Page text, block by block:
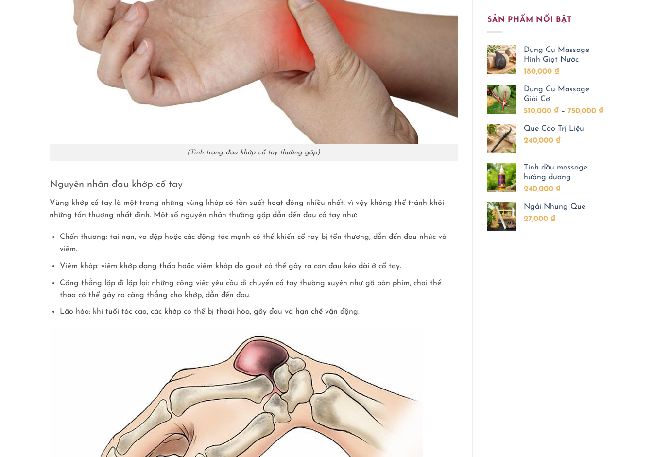
(Tình trạng đau khớp cổ tay thường gặp)
Nguyên nhân đau khớp cổ tay
Vùng khớp cổ tay là một trong những vùng khớp có tần suất hoạt động nhiều nhất, vì vậy không thể tránh khỏi
những tổn thương nhất định. Một số nguyên nhân thường gặp dẫn đến đau cổ tay như:
Chấn thương: tai nạn, va đập hoặc các động tác mạnh có thể khiến cổ tay bị tổn thương, dẫn đến đau nhức và
viêm.
Viêm khớp: viêm khớp dạng thấp hoặc viêm khớp do gout có thể gây ra cơn đau kéo dài ở cổ tay.
Căng thẳng lặp đi lặp lại: những công việc yêu cầu di chuyển cổ tay thường xuyên như gõ bàn phím, chơi thể
thao có thể gây ra căng thẳng cho khớp, dẫn đến đau.
Lão hóa: khi tuổi tác cao, các khớp có thể bị thoái hóa, gây đau và hạn chế vận động.
gia
đình
chăm
sóc
sức
khỏe
cho
Công
dụng
trong
chăm
sóc
sức
khỏe
bình
luận
Gì?
Vì
sao
loại
thảo
này
được
Đông
y
tin
đến
ngày
nay?
SẢN PHẨM NỔI BẬT
Dụng Cụ Massage
Hình Giọt Nước
180,000 ₫
Dụng Cụ Massage
Giải Cơ
510,000 ₫ – 750,000 ₫Khoảng
Que Cào Trị Liệu
240,000 ₫
Tinh dầu massage
hướng dương
240,000 ₫
Ngải Nhung Que
27,000 ₫